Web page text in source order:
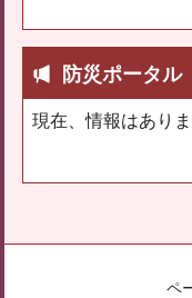
防災ポータル
現在、情報はありま
ペ